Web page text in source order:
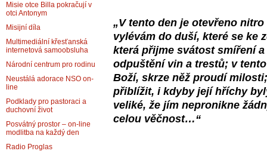
„V tento den je otevřeno
vylévám do duší, které se ke
která přijme svátost smíření
odpuštění vin a trestů; v
Boží, skrze něž proudí
přiblížit, i kdyby její hříchy
veliké, že jím nepronikne
celou věčnost…“
Misie otce Billa pokračují v
otci Antonym
Misijní díla
Multimediální křesťanská
internetová samoobsluha
Národní centrum pro rodinu
Neustálá adorace NSO on-
line
Podklady pro pastoraci a
duchovní život
Posvátný prostor – on-line
modlitba na každý den
Radio Proglas